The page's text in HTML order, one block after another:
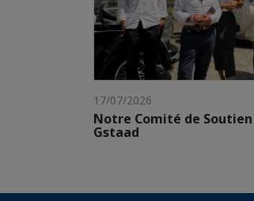
17/07/2026
Notre Comité de Soutien
Gstaad